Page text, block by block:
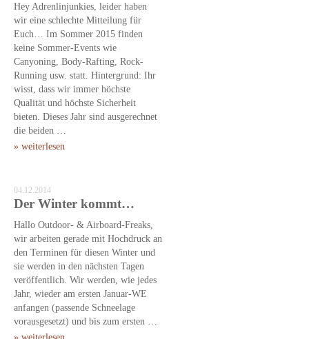
Hey Adrenlinjunkies, leider haben
wir eine schlechte Mitteilung für
Euch… Im Sommer 2015 finden
keine Sommer-Events wie
Canyoning, Body-Rafting, Rock-
Running usw. statt. Hintergrund: Ihr
wisst, dass wir immer höchste
Qualität und höchste Sicherheit
bieten. Dieses Jahr sind ausgerechnet
die beiden …
» weiterlesen
04.12.2014
Der Winter kommt…
Hallo Outdoor- & Airboard-Freaks,
wir arbeiten gerade mit Hochdruck an
den Terminen für diesen Winter und
sie werden in den nächsten Tagen
veröffentlich. Wir werden, wie jedes
Jahr, wieder am ersten Januar-WE
anfangen (passende Schneelage
vorausgesetzt) und bis zum ersten …